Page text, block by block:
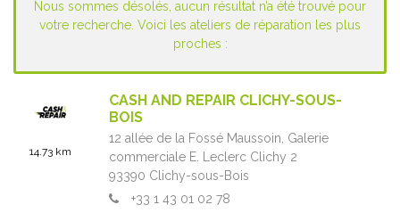
Nous sommes désolés, aucun résultat n’a été trouvé pour
votre recherche. Voici les ateliers de réparation les plus
proches :
14.73 km
CASH AND REPAIR CLICHY-SOUS-
BOIS
12 allée de la Fossé Maussoin, Galerie
commerciale E. Leclerc Clichy 2
93390 Clichy-sous-Bois
+33 1 43 01 02 78